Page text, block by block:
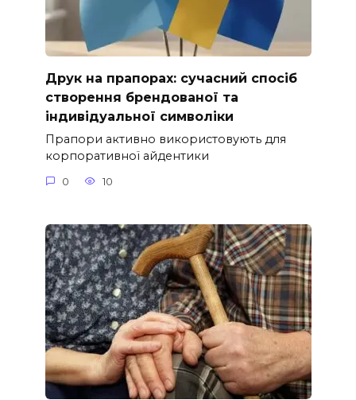
Друк на прапорах: сучасний спосіб
створення брендованої та
індивідуальної символіки
Прапори активно використовують для
корпоративної айдентики
0 10